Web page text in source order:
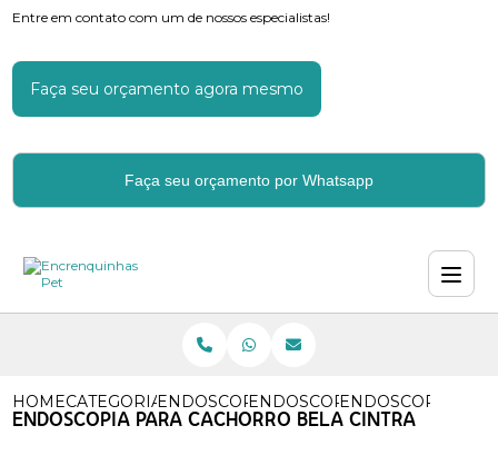
Entre em contato com um de nossos especialistas!
Faça seu orçamento agora mesmo
Faça seu orçamento por Whatsapp
HOMECATEGORIASENDOSCOPIA PARA CACHORROS
ENDOSCOPIA DE CACHORRO
ENDOSCOPIA
ENDOSCOPIA PARA CACHORRO BELA CINTRA